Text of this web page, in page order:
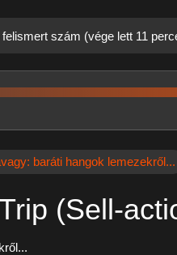
felismert szám (vége lett 11
baráti hangok lemezekről...
(Sell-